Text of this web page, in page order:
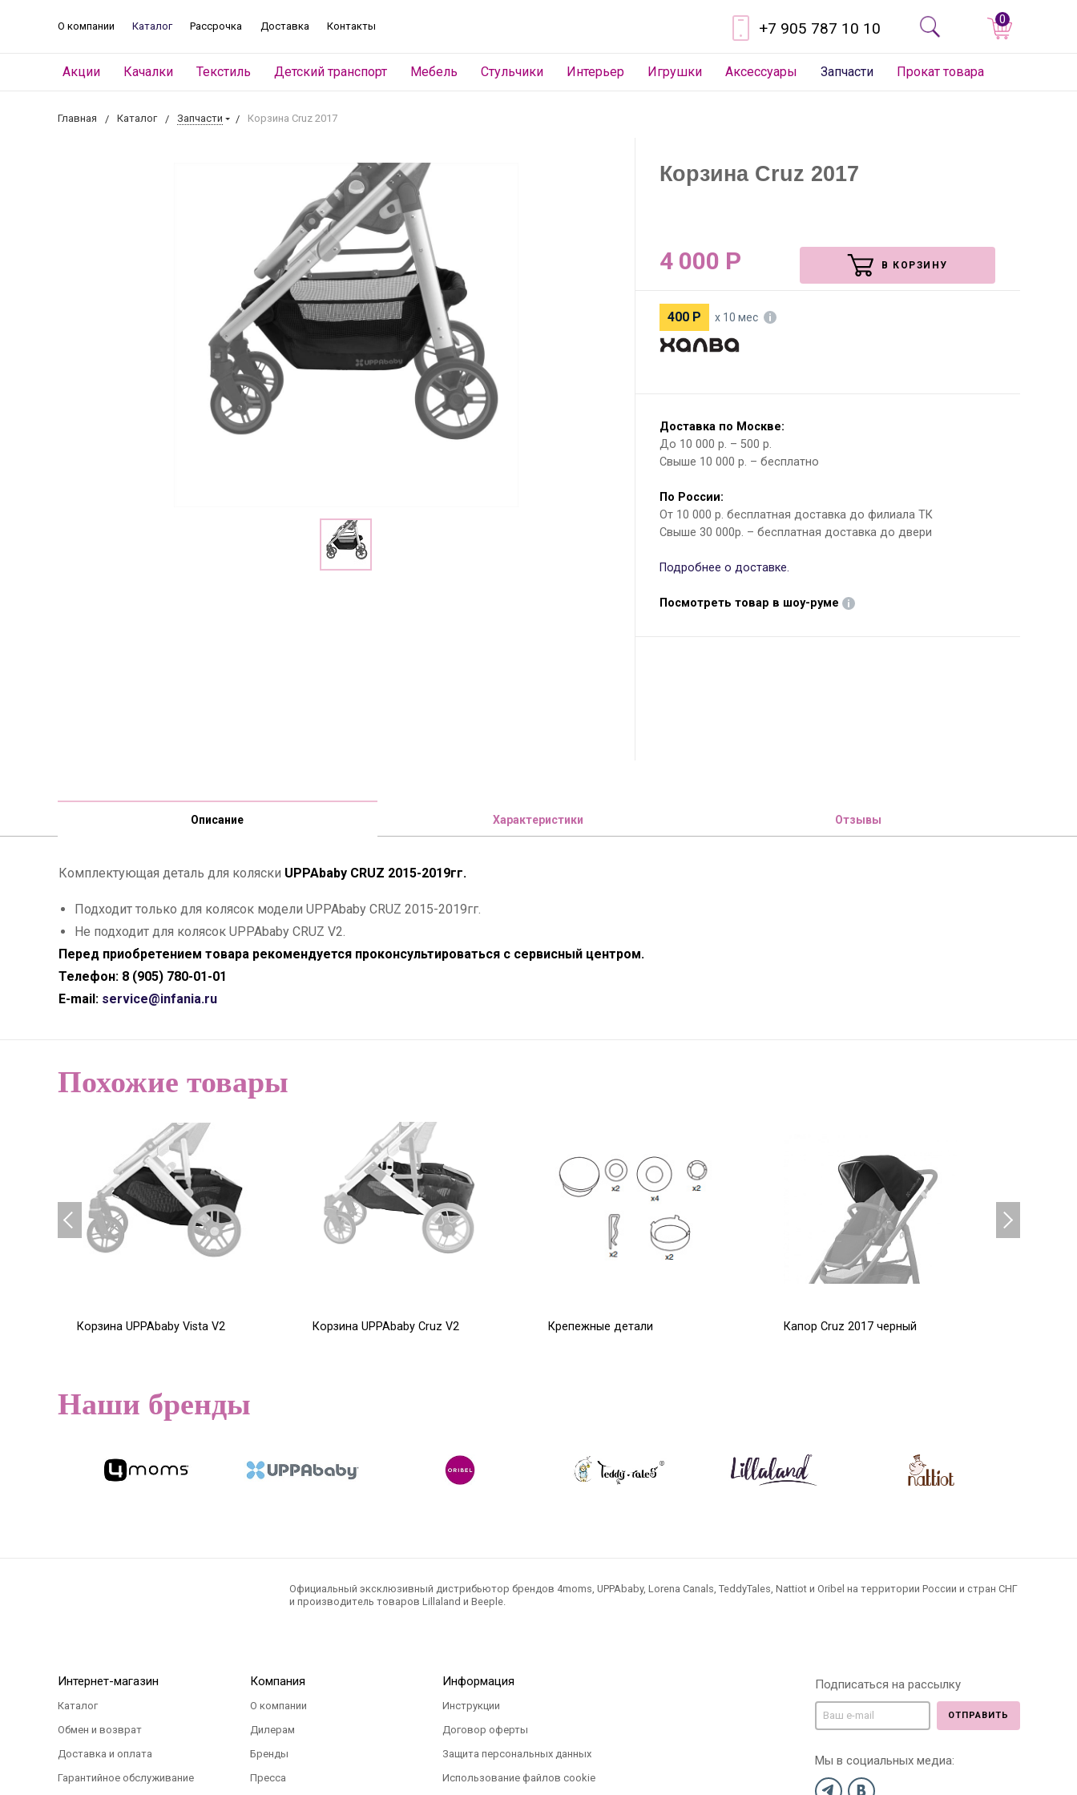
О компании Каталог Рассрочка Доставка Контакты +7 905 787 10 10 0
Акции Качалки Текстиль Детский транспорт Мебель Стульчики Интерьер Игрушки Аксессуары Запчасти Прокат товара
Главная Каталог Запчасти Корзина Cruz 2017
Корзина Cruz 2017
4 000 Р В КОРЗИНУ
400 Р х 10 мес
Доставка по Москве:
До 10 000 р. – 500 р.
Свыше 10 000 р. – бесплатно
По России:
От 10 000 р. бесплатная доставка до филиала ТК
Свыше 30 000р. – бесплатная доставка до двери
Подробнее о доставке.
Посмотреть товар в шоу-руме
Описание Характеристики Отзывы
Комплектующая деталь для коляски UPPAbaby CRUZ 2015-2019гг.
Подходит только для колясок модели UPPAbaby CRUZ 2015-2019гг.
Не подходит для колясок UPPAbaby CRUZ V2.
Перед приобретением товара рекомендуется проконсультироваться с сервисный центром.
Телефон: 8 (905) 780-01-01
E-mail: service@infania.ru
Похожие товары
Корзина UPPAbaby Vista V2 Корзина UPPAbaby Cruz V2
Крепежные детали
Капор Cruz 2017 черный
Наши бренды
Официальный эксклюзивный дистрибьютор брендов 4moms, UPPAbaby, Lorena Canals, TeddyTales, Nattiot и Oribel на территории России и стран СНГ
и производитель товаров Lillaland и Beeple.
Интернет-магазин
Каталог
Обмен и возврат
Доставка и оплата
Гарантийное обслуживание
Компания
О компании
Дилерам
Бренды
Пресса
Информация
Инструкции
Договор оферты
Защита персональных данных
Использование файлов cookie
Подписаться на рассылку
ОТПРАВИТЬ
Мы в социальных медиа: